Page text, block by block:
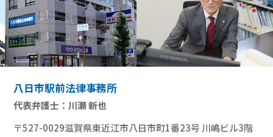
八日市駅前法律事務所
代表弁護士：川瀬 新也
〒527-0029滋賀県東近江市八日市町1番23号 川嶋ビル3階